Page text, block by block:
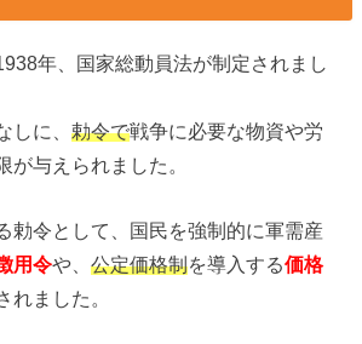
年、国家総動員法が制定されまし
しに、勅令で戦争に必要な物資や労
が与えられました。
勅令として、国民を強制的に軍需産
用令や、公定価格制を導入する価格
れました。